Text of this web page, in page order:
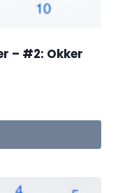
– #2: Okker